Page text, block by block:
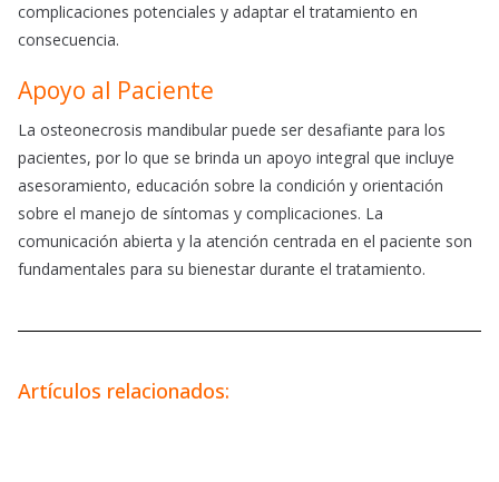
complicaciones potenciales y adaptar el tratamiento en
consecuencia.
Apoyo al Paciente
La osteonecrosis mandibular puede ser desafiante para los
pacientes, por lo que se brinda un apoyo integral que incluye
asesoramiento, educación sobre la condición y orientación
sobre el manejo de síntomas y complicaciones. La
comunicación abierta y la atención centrada en el paciente son
fundamentales para su bienestar durante el tratamiento.
Artículos relacionados: